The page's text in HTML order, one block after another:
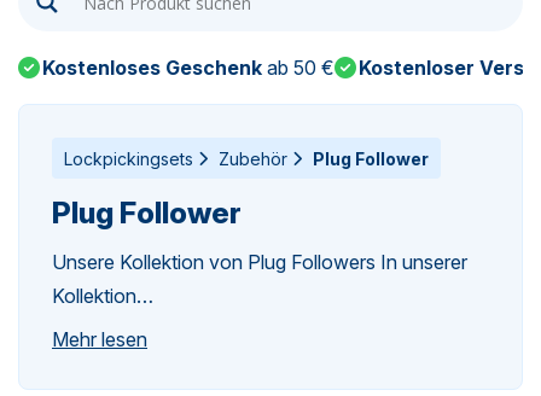
Kostenloses Geschenk ab 50 € Kostenloser
Lockpickingsets Zubehör Plug Follower
Plug Follower
Unsere Kollektion von Plug Followers In unserer
Kollektion…
Mehr lesen